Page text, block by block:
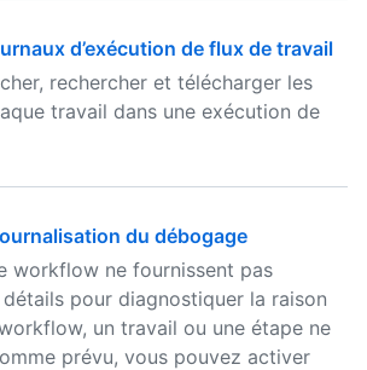
d’exécution de flux de travail
rechercher et télécharger les
travail dans une exécution de
du débogage
workflow ne fournissent pas
pour diagnostiquer la raison
un travail ou une étape ne
prévu, vous pouvez activer